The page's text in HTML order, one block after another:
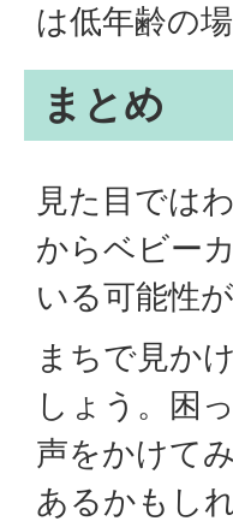
は低年齢の
まとめ
見た目では
からベビー
いる可能性
まちで見か
しょう。困
声をかけて
あるかもし